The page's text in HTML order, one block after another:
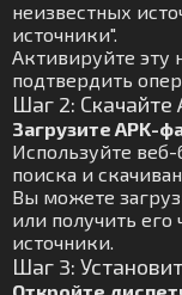
неизвестных
источники".
Активируйте эту
подтвердить
Шаг 2: Скачайте
Загрузите APK-
Используйте
поиска и
Вы можете
или получить
источники.
Шаг 3: